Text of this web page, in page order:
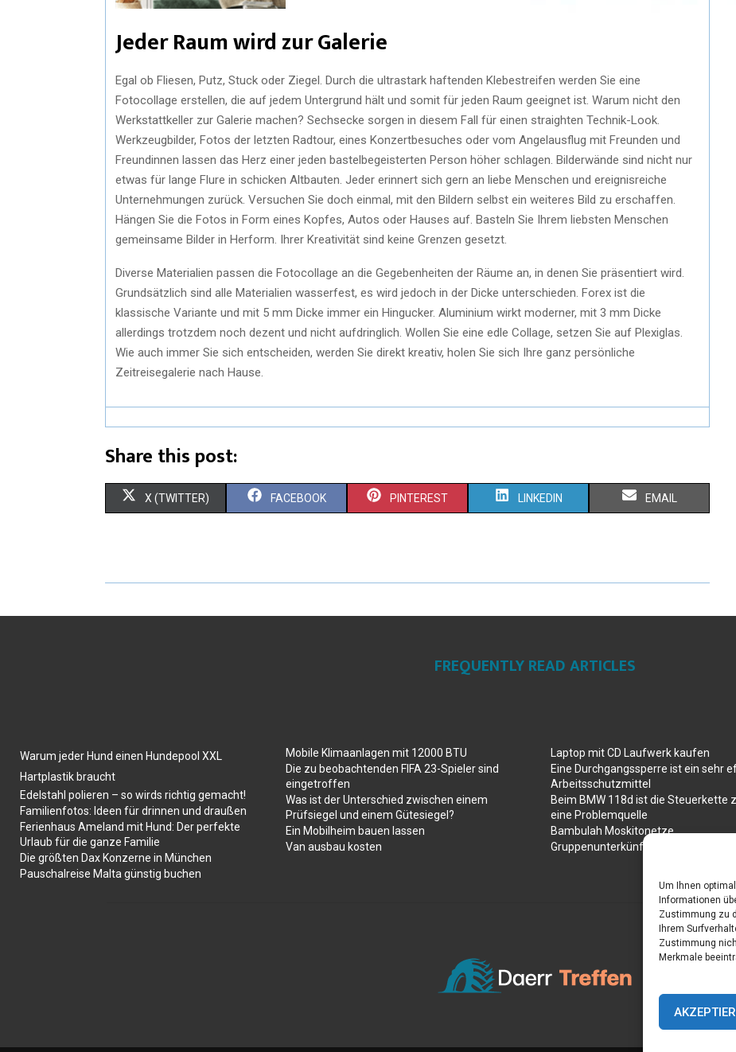
Um Ihnen
Informationen
Zustimmung zu
Ihrem
Zustimmung
Merkmale
Jeder Raum wird zur Galerie
Egal ob Fliesen, Putz, Stuck oder Ziegel. Durch die ultrastark haftenden Klebestreifen werden Sie eine
Fotocollage erstellen, die auf jedem Untergrund hält und somit für jeden Raum geeignet ist. Warum nicht den
Werkstattkeller zur Galerie machen? Sechsecke sorgen in diesem Fall für einen straighten Technik-Look.
Werkzeugbilder, Fotos der letzten Radtour, eines Konzertbesuches oder vom Angelausflug mit Freunden und
Freundinnen lassen das Herz einer jeden bastelbegeisterten Person höher schlagen. Bilderwände sind nicht nur
etwas für lange Flure in schicken Altbauten. Jeder erinnert sich gern an liebe Menschen und ereignisreiche
Unternehmungen zurück. Versuchen Sie doch einmal, mit den Bildern selbst ein weiteres Bild zu erschaffen.
Hängen Sie die Fotos in Form eines Kopfes, Autos oder Hauses auf. Basteln Sie Ihrem liebsten Menschen
gemeinsame Bilder in Herform. Ihrer Kreativität sind keine Grenzen gesetzt.
Diverse Materialien passen die Fotocollage an die Gegebenheiten der Räume an, in denen Sie präsentiert wird.
Grundsätzlich sind alle Materialien wasserfest, es wird jedoch in der Dicke unterschieden. Forex ist die
klassische Variante und mit 5 mm Dicke immer ein Hingucker. Aluminium wirkt moderner, mit 3 mm Dicke
allerdings trotzdem noch dezent und nicht aufdringlich. Wollen Sie eine edle Collage, setzen Sie auf Plexiglas.
Wie auch immer Sie sich entscheiden, werden Sie direkt kreativ, holen Sie sich Ihre ganz persönliche
Zeitreisegalerie nach Hause.
Share this post:
X (TWITTER) FACEBOOK PINTEREST LINKEDIN EMAIL
FREQUENTLY READ ARTICLES
Warum jeder Hund einen Hundepool XXL
Hartplastik braucht
Edelstahl polieren – so wirds richtig gemacht!
Familienfotos: Ideen für drinnen und draußen
Ferienhaus Ameland mit Hund: Der perfekte
Urlaub für die ganze Familie
Die größten Dax Konzerne in München
Pauschalreise Malta günstig buchen
Mobile Klimaanlagen mit 12000 BTU
Die zu beobachtenden FIFA 23-Spieler sind
eingetroffen
Was ist der Unterschied zwischen einem
Prüfsiegel und einem Gütesiegel?
Ein Mobilheim bauen lassen
Van ausbau kosten
Laptop mit CD Laufwerk kaufen
Eine Durchgangssperre ist ein sehr
Arbeitsschutzmittel
Beim BMW 118d ist die Steuerkette
eine Problemquelle
Bambulah Moskitonetze
Gruppenunterkünfte in Holland